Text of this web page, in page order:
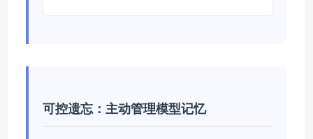
可控遗忘：主动管理模型记忆